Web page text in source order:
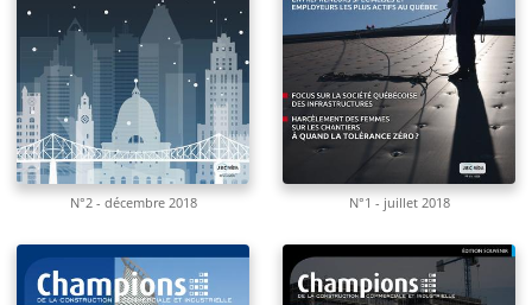
N°2 - décembre 2018 N°1 - juillet 2018